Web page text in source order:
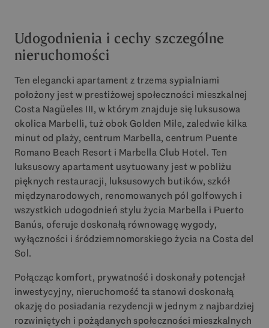
Udogodnienia i cechy szczególne
nieruchomości
Ten elegancki apartament z trzema sypialniami
położony jest w prestiżowej społeczności mieszkalnej
Costa Nagüeles III, w którym znajduje się luksusowa
okolica Marbelli, tuż obok Golden Mile, zaledwie kilka
minut od plaży, centrum Marbella, centrum Puente
Romano Beach Resort i Marbella Club Hotel. Ten
luksusowy apartament usytuowany jest w pobliżu
pięknych restauracji, luksusowych butików, szkół
międzynarodowych, renomowanych pól golfowych i
wszystkich udogodnień stylu życia Marbella i Puerto
Banús, oferuje doskonałą równowagę wygody,
wyłączności i śródziemnomorskiego życia na Costa del
Sol.
Połącząc komfort, prywatność i doskonały potencjał
inwestycyjny, nieruchomość ta stanowi doskonałą
okazję do posiadania rezydencji w jednym z najbardziej
rozwiniętych i pożądanych społeczności mieszkalnych